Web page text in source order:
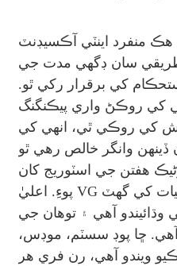
منفرد اينٽي آڪسيڊنٽ
طريقي سان ڊگهي مدت جي
کي برقرار رکي ٿو.
کي روڪڻ واري پيڪنگنگ
کي روڪي ٿي، انهي کي
ڏينهن وانگر خالص رهي ٿو
هفتن جي اسٽوريج کان
پوءِ. اعليٰ VG تناسب ڪوئل جي باقيات کي گھٽ
آهي ۽ توهان جي
ڇا پوڊ سسٽم، موڊس،
ويندو آهي، رن فري هر